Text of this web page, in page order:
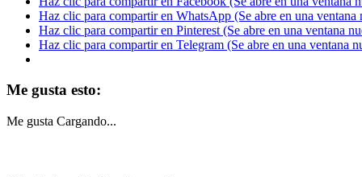
Haz clic para compartir en WhatsApp (Se abre en una ventana
Haz clic para compartir en Pinterest (Se abre en una ventana
Haz clic para compartir en Telegram (Se abre en una ventana
Me gusta esto:
Me gusta Cargando...